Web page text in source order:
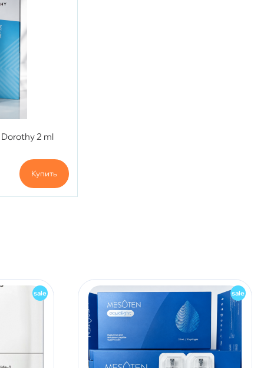
2 ml
Купить